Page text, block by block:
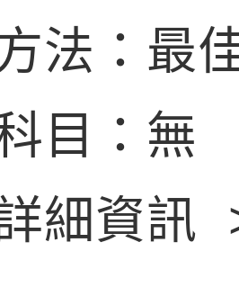
法：最
目：無
細資訊